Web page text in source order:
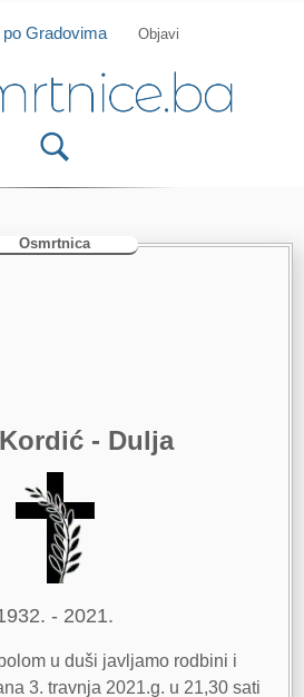
i IOS aplikaciju
po Gradovima Objavi
Osmrtnica
- Dulja
- 2021.
u duši javljamo rodbini i
3. travnja 2021.g. u 21,30 sati